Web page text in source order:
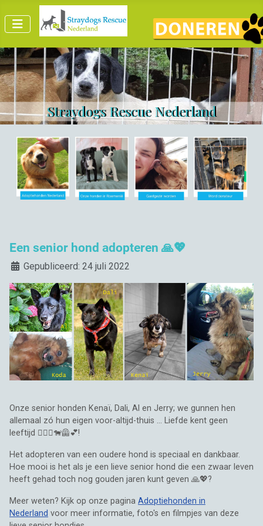
Straydogs Rescue Nederland
Een senior hond adopteren 🙏💖
DetailsGepubliceerd: 24 juli 2022
Onze senior honden Kenaï, Dali, Al en Jerry; we gunnen hen
allemaal zó hun eigen voor-altijd-thuis ... Liefde kent geen
leeftijd 🧍🏼‍♂️🐕‍🦺💕!
Het adopteren van een oudere hond is speciaal en dankbaar.
Hoe mooi is het als je een lieve senior hond die een zwaar leven
heeft gehad toch nog gouden jaren kunt geven 🙏💖?
Meer weten? Kijk op onze pagina Adoptiehonden in
Nederland voor meer informatie, foto's en filmpjes van deze